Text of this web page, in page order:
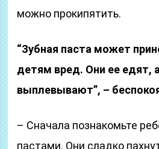
можно прокипятить.
“Зубная паста может
детям вред. Они ее едят,
выплевывают”, –
– Сначала познакомьте
пастами. Они сладко